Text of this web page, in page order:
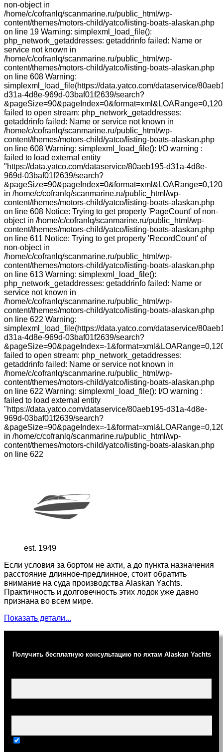
non-object in
/home/c/cofranlq/scanmarine.ru/public_html/wp-
content/themes/motors-child/yatco/listing-boats-alaskan.php
on line 19 Warning: simplexml_load_file():
php_network_getaddresses: getaddrinfo failed: Name or
service not known in
/home/c/cofranlq/scanmarine.ru/public_html/wp-
content/themes/motors-child/yatco/listing-boats-alaskan.php
on line 608 Warning:
simplexml_load_file(https://data.yatco.com/dataservice/
d31a-4d8e-969d-03baf01f2639/search?
failed to open stream: php_network_getaddresses:
getaddrinfo failed: Name or service not known in
/home/c/cofranlq/scanmarine.ru/public_html/wp-
content/themes/motors-child/yatco/listing-boats-alaskan.php
on line 608 Warning: simplexml_load_file(): I/O warning :
failed to load external entity
"https://data.yatco.com/dataservice/80aeb195-d31a-4d8e-
969d-03baf01f2639/search?
in /home/c/cofranlq/scanmarine.ru/public_html/wp-
content/themes/motors-child/yatco/listing-boats-alaskan.php
on line 608 Notice: Trying to get property 'PageCount' of non-
object in /home/c/cofranlq/scanmarine.ru/public_html/wp-
content/themes/motors-child/yatco/listing-boats-alaskan.php
on line 611 Notice: Trying to get property 'RecordCount' of
non-object in
/home/c/cofranlq/scanmarine.ru/public_html/wp-
content/themes/motors-child/yatco/listing-boats-alaskan.php
on line 613 Warning: simplexml_load_file():
php_network_getaddresses: getaddrinfo failed: Name or
service not known in
/home/c/cofranlq/scanmarine.ru/public_html/wp-
content/themes/motors-child/yatco/listing-boats-alaskan.php
on line 622 Warning:
simplexml_load_file(https://data.yatco.com/dataservice/
d31a-4d8e-969d-03baf01f2639/search?
&pageSize=90&pageIndex=-
failed to open stream: php_network_getaddresses:
getaddrinfo failed: Name or service not known in
/home/c/cofranlq/scanmarine.ru/public_html/wp-
content/themes/motors-child/yatco/listing-boats-alaskan.php
on line 622 Warning: simplexml_load_file(): I/O warning :
failed to load external entity
"https://data.yatco.com/dataservice/80aeb195-d31a-4d8e-
969d-03baf01f2639/search?
&pageSize=90&pageIndex=-
in /home/c/cofranlq/scanmarine.ru/public_html/wp-
content/themes/motors-child/yatco/listing-boats-alaskan.php
on line 622
est. 1949
Если условия за бортом не ахти, а до пункта назначения
расстояние длинное-предлинное, стоит обратить
внимание на суда производства Alaskan Yachts.
Практичность и долговечность этих лодок уже давно
признана во всем мире.
Показать детали...
Получить бесплатную консультацию по яхтам Alaskan Yachts